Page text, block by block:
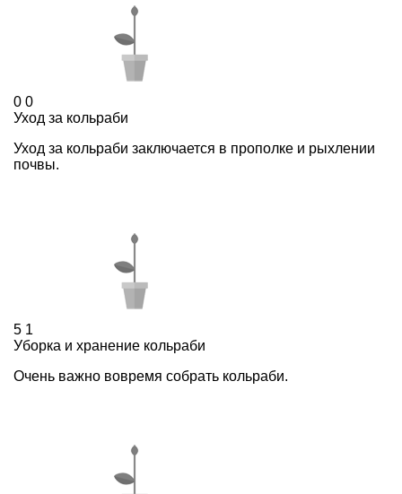
0 0
Уход за кольраби
Уход за кольраби заключается в прополке и рыхлении
почвы.
5 1
Уборка и хранение кольраби
Очень важно вовремя собрать кольраби.